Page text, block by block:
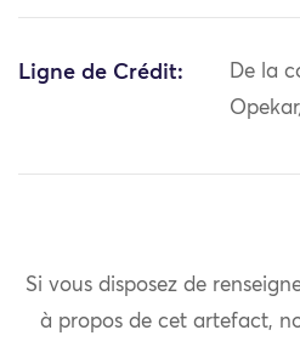
Ligne de Crédit:
De la
Si vous disposez de
à propos de cet artefact,